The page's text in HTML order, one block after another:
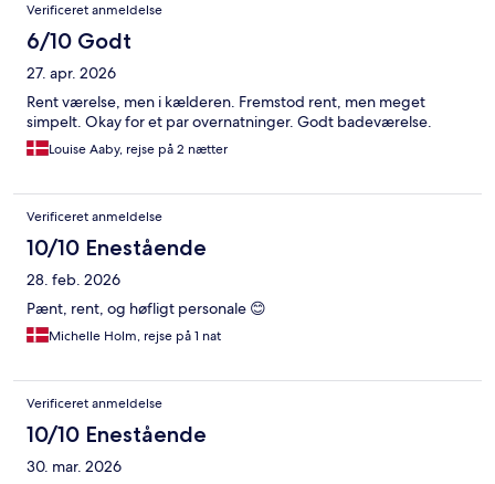
Verificeret anmeldelse
6/10 Godt
27. apr. 2026
Rent værelse, men i kælderen. Fremstod rent, men meget
simpelt. Okay for et par overnatninger. Godt badeværelse.
Louise Aaby, rejse på 2 nætter
Verificeret anmeldelse
10/10 Enestående
28. feb. 2026
Pænt, rent, og høfligt personale 😊
Michelle Holm, rejse på 1 nat
Verificeret anmeldelse
10/10 Enestående
30. mar. 2026